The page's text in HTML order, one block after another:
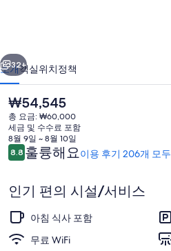
마
산
오
동
의
진
갤
러
디
32+
소개객실위치정책
현
재
가
격
은
₩54,545
₩54,545
총 요금: ₩60,000
세금 및 수수료 포함
8월 9일 ~ 8월 10일
이
용
기
8.810점 만점 중 8.8점.
훌륭해요이용 후기 206개 모
인기 편의 시설/서비스
아침 식사 포함
무료 WiFi